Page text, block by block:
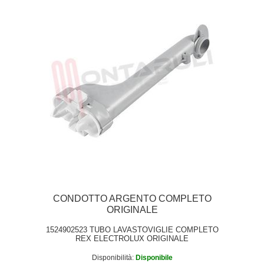
CONDOTTO ARGENTO COMPLETO
ORIGINALE
1524902523 TUBO LAVASTOVIGLIE COMPLETO
REX ELECTROLUX ORIGINALE
Disponibilità: Disponibile